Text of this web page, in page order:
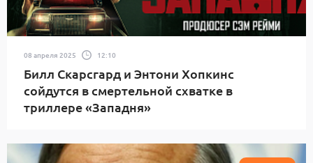
08 апреля 2025 12:10
Билл Скарсгард и Энтони Хопкинс
сойдутся в смертельной схватке в
триллере «Западня»